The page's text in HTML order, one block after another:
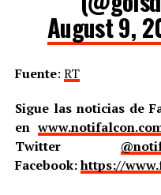
August 9,
Fuente: RT
Sigue las noticias de
en
Twitter
Facebook:https://